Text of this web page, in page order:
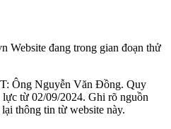
Website đang trong gian đoạn thử
Ông Nguyễn Văn Đồng. Quy
từ 02/09/2024. Ghi rõ nguồn
thông tin từ website này.